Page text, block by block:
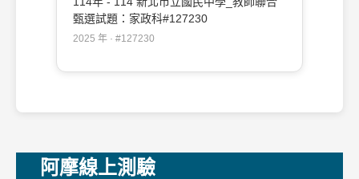
甄選試題：家政科#127230
2025 年 · #127230
阿摩線上測驗